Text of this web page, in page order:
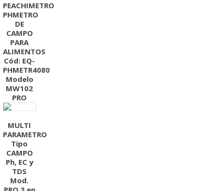
PEACHIMETRO
PHMETRO
DE
CAMPO
PARA
ALIMENTOS
Cód: EQ-
PHMETR4080
Modelo
MW102
PRO
MULTI
PARAMETRO
Tipo
CAMPO
Ph, EC y
TDS
Mod.